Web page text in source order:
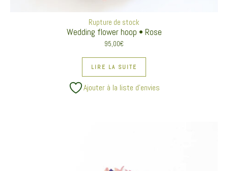
Rupture de stock
Wedding flower hoop • Rose
95,00€
LIRE LA SUITE
Ajouter à la liste d’envies